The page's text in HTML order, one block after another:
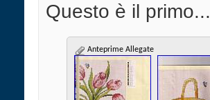
Questo è il primo...
Anteprime Allegate